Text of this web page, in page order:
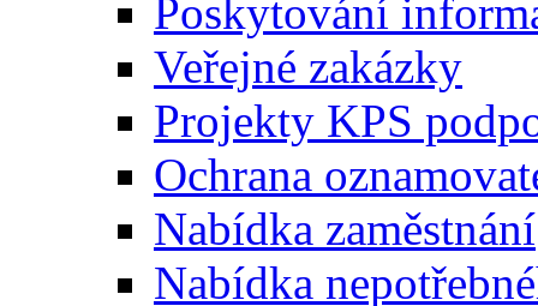
Poskytování
Veřejné zakázky
Projekty KPS
Ochrana
Nabídka zaměstnání
Nabídka